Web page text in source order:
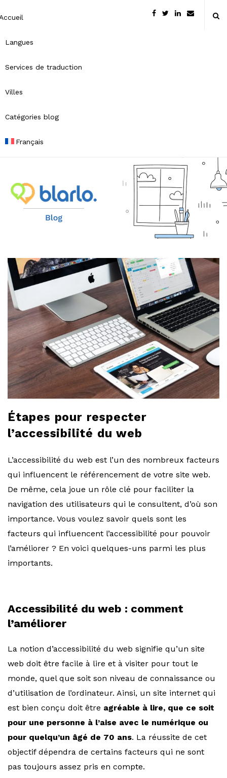
Langues
Services de traduction
Villes
Catégories blog
Français
B
r
l
o
b
l
o
g
Étapes pour respecter
l’accessibilité du web
L’accessibilité du web est l’un des nombreux facteurs
qui influencent le référencement de votre site web.
De même, cela joue un rôle clé pour faciliter la
navigation des utilisateurs qui le consultent, d’où son
importance. Vous voulez savoir quels sont les
facteurs qui influencent l’accessibilité pour pouvoir
l’améliorer ? En voici quelques-uns parmi les plus
importants.
Accessibilité du web : comment
l’améliorer
La notion d’accessibilité du web signifie qu’un site
web doit être facile à lire et à visiter pour tout le
monde, quel que soit son niveau de connaissance ou
d’utilisation de l’ordinateur. Ainsi, un site internet qui
est bien conçu doit être agréable à lire, que ce soit
pour une personne à l’aise avec le numérique ou
pour quelqu’un âgé de 70 ans. La réussite de cet
objectif dépendra de certains facteurs qui ne sont
pas toujours assez pris en compte.